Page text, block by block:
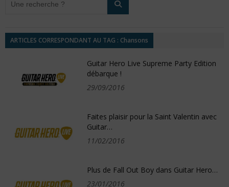
ARTICLES CORRESPONDANT AU TAG : Chansons
Guitar Hero Live Supreme Party Edition
débarque !
29/09/2016
Faites plaisir pour la Saint Valentin avec
Guitar…
11/02/2016
Plus de Fall Out Boy dans Guitar Hero…
23/01/2016